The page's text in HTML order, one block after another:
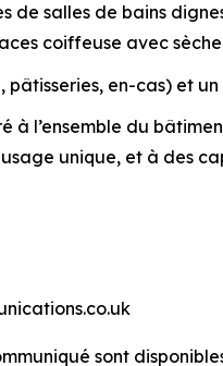
de salles de bains
coiffeuse avec
en-cas) et
à l’ensemble du
unique, et à des
sont